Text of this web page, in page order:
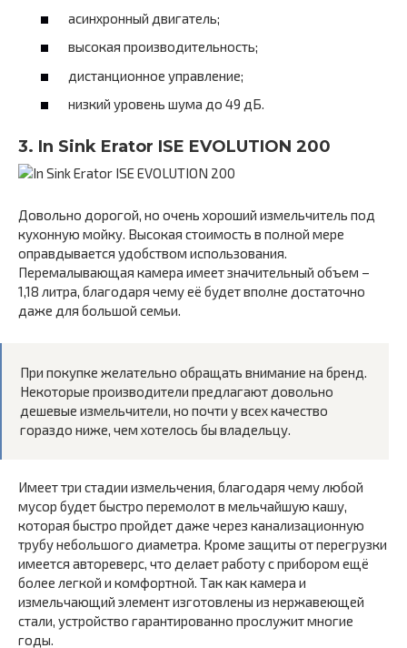
асинхронный двигатель;
высокая производительность;
дистанционное управление;
низкий уровень шума до 49 дБ.
3. In Sink Erator ISE EVOLUTION 200
Довольно дорогой, но очень хороший измельчитель под
кухонную мойку. Высокая стоимость в полной мере
оправдывается удобством использования.
Перемалывающая камера имеет значительный объем –
1,18 литра, благодаря чему её будет вполне достаточно
даже для большой семьи.
При покупке желательно обращать внимание на бренд.
Некоторые производители предлагают довольно
дешевые измельчители, но почти у всех качество
гораздо ниже, чем хотелось бы владельцу.
Имеет три стадии измельчения, благодаря чему любой
мусор будет быстро перемолот в мельчайшую кашу,
которая быстро пройдет даже через канализационную
трубу небольшого диаметра. Кроме защиты от перегрузки
имеется автореверс, что делает работу с прибором ещё
более легкой и комфортной. Так как камера и
измельчающий элемент изготовлены из нержавеющей
стали, устройство гарантированно прослужит многие
годы.